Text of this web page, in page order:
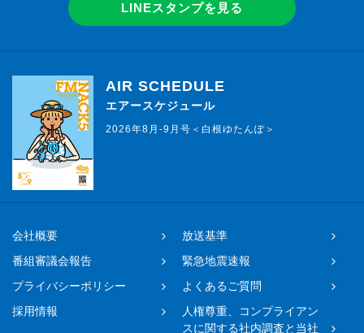
LINEスタンプを見る
AIR SCHEDULE
エアースケジュール
2026年8月-9月号＜白根ゆたんぽ＞
会社概要
放送基準
番組審議会報告
緊急地震速報
プライバシーポリシー
よくあるご質問
採用情報
人権尊重、コンプライアン
スに関する社内調査と当社